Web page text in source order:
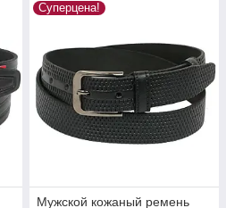
Суперцена!
Мужской кожаный ремень